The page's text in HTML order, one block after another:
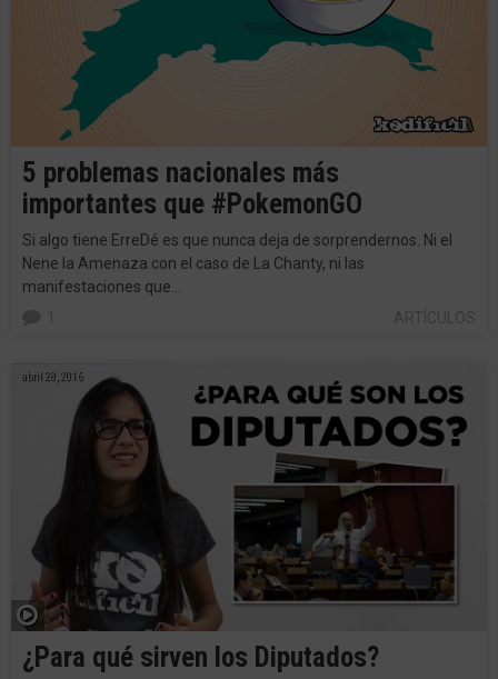
5 problemas nacionales más
importantes que #PokemonGO
Si algo tiene ErreDé es que nunca deja de sorprendernos. Ni el
Nene la Amenaza con el caso de La Chanty, ni las
manifestaciones que…
abril 28, 2016
¿Para qué sirven los Diputados?